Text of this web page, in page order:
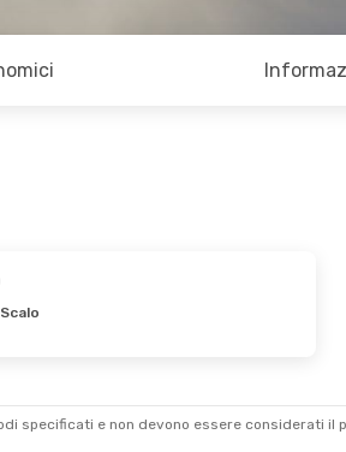
specificati e non devono essere considerati il